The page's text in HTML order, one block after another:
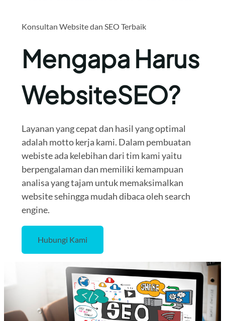
Konsultan Website dan SEO Terbaik
Mengapa Harus
WebsiteSEO?
Layanan yang cepat dan hasil yang optimal
adalah motto kerja kami. Dalam pembuatan
webiste ada kelebihan dari tim kami yaitu
berpengalaman dan memiliki kemampuan
analisa yang tajam untuk memaksimalkan
website sehingga mudah dibaca oleh search
engine.
Hubungi Kami